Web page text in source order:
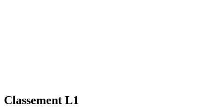
Classement L1